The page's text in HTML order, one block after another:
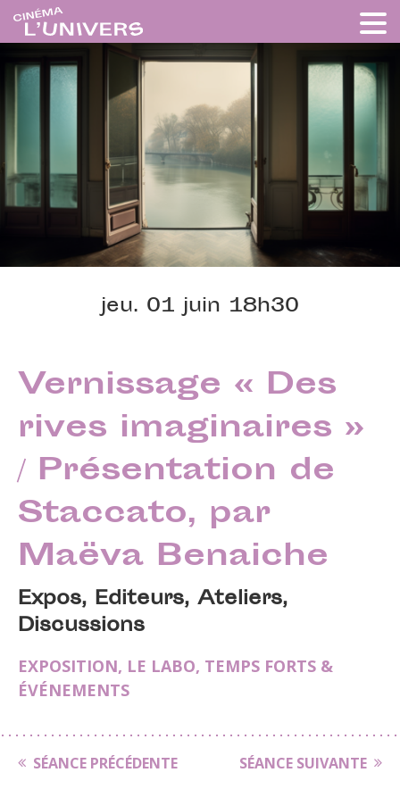
jeu. 01 juin 18h30
Vernissage « Des
rives imaginaires »
/ Présentation de
Staccato, par
Maëva Benaiche
Expos, Editeurs, Ateliers,
Discussions
EXPOSITION, LE LABO, TEMPS FORTS &
ÉVÉNEMENTS
SÉANCE PRÉCÉDENTE SÉANCE SUIVANTE